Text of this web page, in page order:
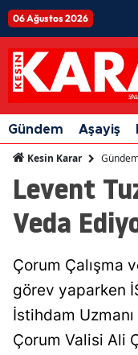
06 Ağustos 2026
Gündem Aşayiş
Kesin Karar
Levent
Veda
Çorum Çalışma
görev yaparken
İstihdam
Çorum Valisi Ali